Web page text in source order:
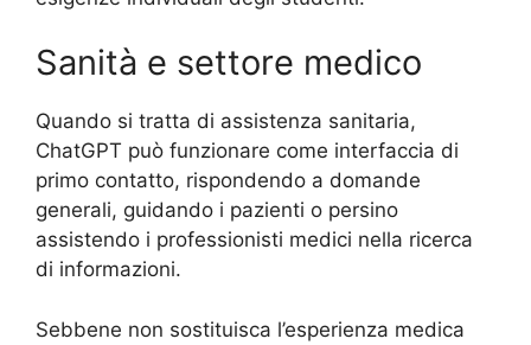
Sanità e settore medico
Quando si tratta di assistenza sanitaria,
ChatGPT può funzionare come interfaccia di
primo contatto, rispondendo a domande
generali, guidando i pazienti o persino
assistendo i professionisti medici nella ricerca
di informazioni.
Sebbene non sostituisca l’esperienza medica